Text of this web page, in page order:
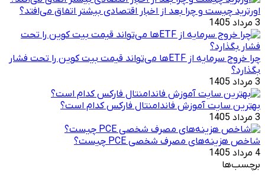
اورترید چیست و چرا بعد از اخبار اقتصادی بیشتر اتفاق می‌افتد؟
3 مرداد 1405
چرا خروج سرمایه از ETFها می‌تواند قیمت بیت‌ کوین را تحت فشار
بگذارد؟
3 مرداد 1405
بهترین سایت آموزش فاندامنتال فارکس کدام است؟
3 مرداد 1405
شاخص هزینه‌های مصرف شخصی PCE چیست؟
4 مرداد 1405
برچسب‌ها